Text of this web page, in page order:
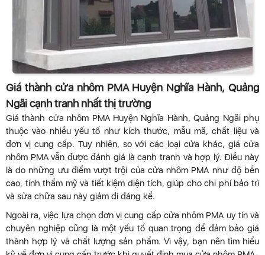
Giá thành cửa nhôm PMA Huyện Nghĩa Hành, Quảng
Ngãi cạnh tranh nhất thị trường
Giá thành cửa nhôm PMA Huyện Nghĩa Hành, Quảng Ngãi phụ
thuộc vào nhiều yếu tố như kích thước, mẫu mã, chất liệu và
đơn vị cung cấp. Tuy nhiên, so với các loại cửa khác, giá cửa
nhôm PMA vẫn được đánh giá là cạnh tranh và hợp lý. Điều này
là do những ưu điểm vượt trội của cửa nhôm PMA như độ bền
cao, tính thẩm mỹ và tiết kiệm diện tích, giúp cho chi phí bảo trì
và sửa chữa sau này giảm đi đáng kể.
Ngoài ra, việc lựa chọn đơn vị cung cấp cửa nhôm PMA uy tín và
chuyên nghiệp cũng là một yếu tố quan trọng để đảm bảo giá
thành hợp lý và chất lượng sản phẩm. Vì vậy, bạn nên tìm hiểu